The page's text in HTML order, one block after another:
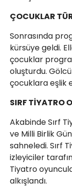
ÇOCUKLAR
Sonrasında
kürsüye geldi.
çocuklar
oluşturdu.
çocuklara eşlik
SIRF TİYATRO
Akabinde Sırf
ve Milli Birlik
sahneledi. Sırf
izleyiciler
Tiyatro
alkışlandı.